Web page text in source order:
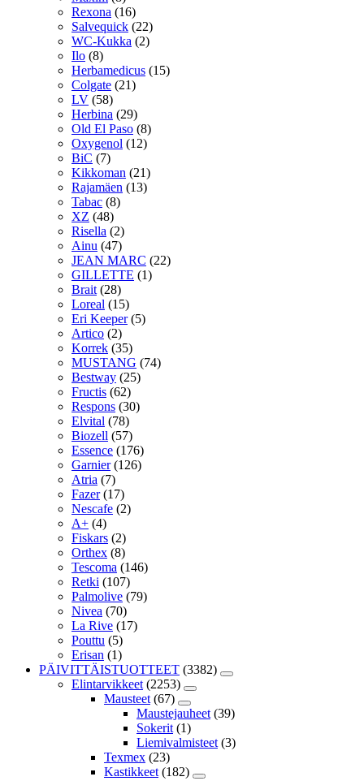
Rexona (16)
Salvequick (22)
WC-Kukka (2)
Ilo (8)
Herbamedicus (15)
Colgate (21)
LV (58)
Herbina (29)
Old El Paso (8)
Oxygenol (12)
BiC (7)
Kikkoman (21)
Rajamäen (13)
Tabac (8)
XZ (48)
Risella (2)
Ainu (47)
JEAN MARC (22)
GILLETTE (1)
Brait (28)
Loreal (15)
Eri Keeper (5)
Artico (2)
Korrek (35)
MUSTANG (74)
Bestway (25)
Fructis (62)
Respons (30)
Elvital (78)
Biozell (57)
Essence (176)
Garnier (126)
Atria (7)
Fazer (17)
Nescafe (2)
A+ (4)
Fiskars (2)
Orthex (8)
Tescoma (146)
Retki (107)
Palmolive (79)
Nivea (70)
La Rive (17)
Pouttu (5)
Erisan (1)
PÄIVITTÄISTUOTTEET (3382)
Elintarvikkeet (2253)
Mausteet (67)
Maustejauheet (39)
Sokerit (1)
Liemivalmisteet (3)
Texmex (23)
Kastikkeet (182)